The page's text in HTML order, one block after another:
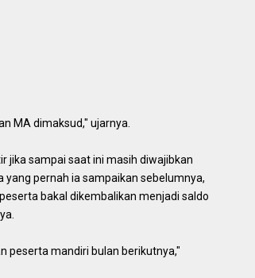
MA dimaksud," ujarnya.
jika sampai saat ini masih diwajibkan
pernah ia sampaikan sebelumnya,
bakal dikembalikan menjadi saldo
peserta mandiri bulan berikutnya,"